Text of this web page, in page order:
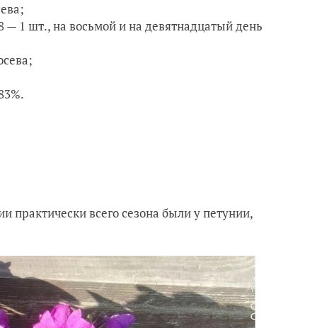
— 1 шт., на восьмой и на девятнадцатый день
всего сезона были у петунии,